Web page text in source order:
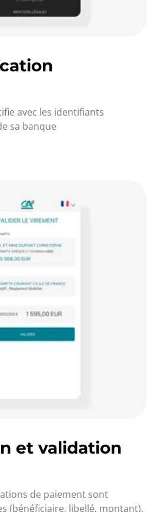
avec les identifiants
sa banque
et validation
de paiement sont
(bénéficiaire, libellé, montant).